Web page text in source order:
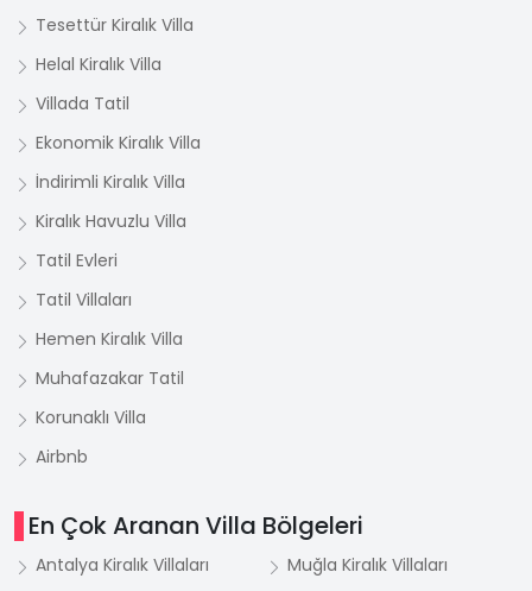
Tesettür Kiralık Villa
Helal Kiralık Villa
Villada Tatil
Ekonomik Kiralık Villa
İndirimli Kiralık Villa
Kiralık Havuzlu Villa
Tatil Evleri
Tatil Villaları
Hemen Kiralık Villa
Muhafazakar Tatil
Korunaklı Villa
Airbnb
En Çok Aranan Villa Bölgeleri
Antalya Kiralık Villaları
Muğla Kiralık Villaları